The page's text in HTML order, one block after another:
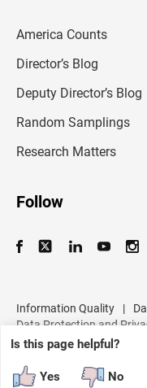
Is this page helpful?
Yes No
America Counts
Director’s Blog
Deputy Director’s Blog
Random Samplings
Research Matters
Follow
Information Quality |
Data Protection and
Inspector General
| No